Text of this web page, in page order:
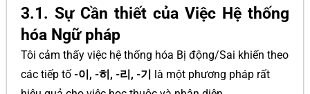
3.1. Sự Cần thiết của Việc Hệ thống
hóa Ngữ pháp
Tôi cảm thấy việc hệ thống hóa Bị động/Sai khiến theo
các tiếp tố-이, -히, -리, -기 là một phương pháp rất